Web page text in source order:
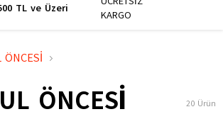
TL ve Üzeri
KARGO
ÖNCESİ
ÖNCESİ 20 Ürün